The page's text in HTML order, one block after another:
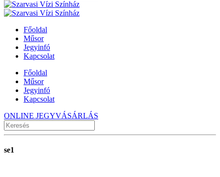
Főoldal
Műsor
Jegyinfó
Kapcsolat
Főoldal
Műsor
Jegyinfó
Kapcsolat
ONLINE JEGYVÁSÁRLÁS
se1